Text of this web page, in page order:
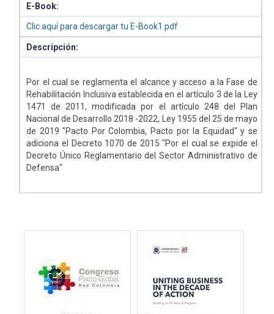
E-Book:
Clic aquí para descargar tu E-Book1.pdf
Descripción:
Por el cual se reglamenta el alcance y acceso a la Fase de
Rehabilitación Inclusiva establecida en el artículo 3 de la Ley
1471 de 2011, modificada por el artículo 248 del Plan
Nacional de Desarrollo 2018 -2022, Ley 1955 del 25 de mayo
de 2019 "Pacto Por Colombia, Pacto por la Equidad" y se
adiciona el Decreto 1070 de 2015 "Por el cual se expide el
Decreto Único Reglamentario del Sector Administrativo de
Defensa"